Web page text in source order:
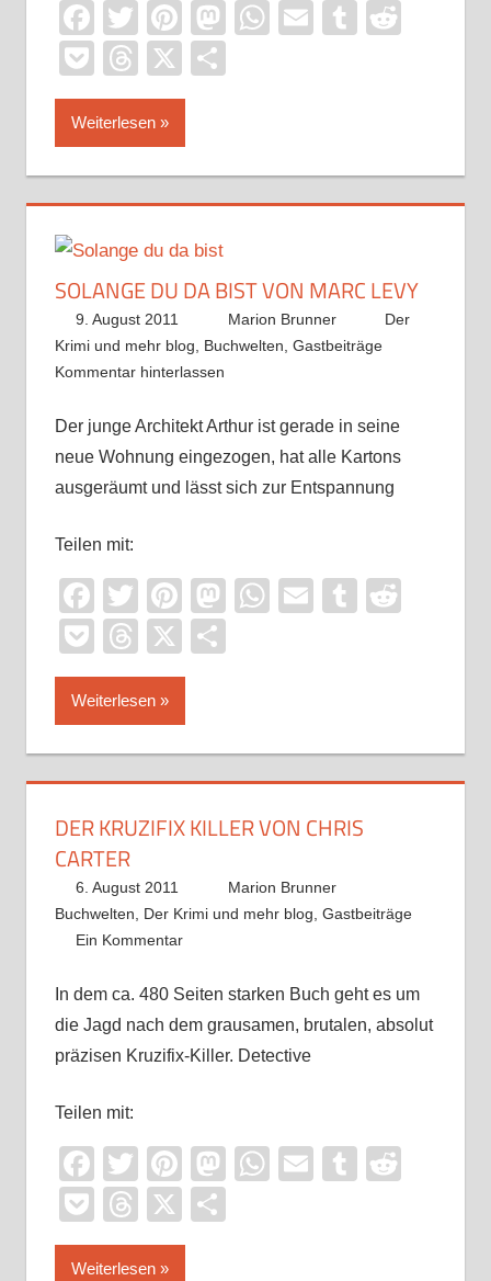
Facebook
TwitterPinterest
Mastodon
WhatsApp
EmailTumblr
PocketThreads
X
Weiterlesen
SOLANGE DU DA BIST VON MARC LEVY
9. August 2011 Marion Brunner
Der
Krimi und mehr blog, Buchwelten, Gastbeiträge
Kommentar hinterlassen
Der junge Architekt Arthur ist gerade in seine
neue Wohnung eingezogen, hat alle Kartons
ausgeräumt und lässt sich zur Entspannung
Teilen mit:
Facebook
TwitterPinterest
Mastodon
WhatsApp
EmailTumblr
PocketThreads
X
Weiterlesen
DER KRUZIFIX KILLER VON CHRIS
CARTER
6. August 2011
Marion Brunner
Buchwelten
Der Krimi und mehr blog Gastbeiträge
Ein Kommentar
In dem ca. 480 Seiten starken Buch geht es um
die Jagd nach dem grausamen, brutalen, absolut
präzisen Kruzifix-Killer. Detective
Teilen mit:
Facebook
TwitterPinterest
Mastodon
WhatsApp
EmailTumblr
PocketThreads
X
Weiterlesen